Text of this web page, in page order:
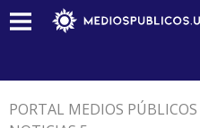
PORTAL MEDIOS PÚBLICOS